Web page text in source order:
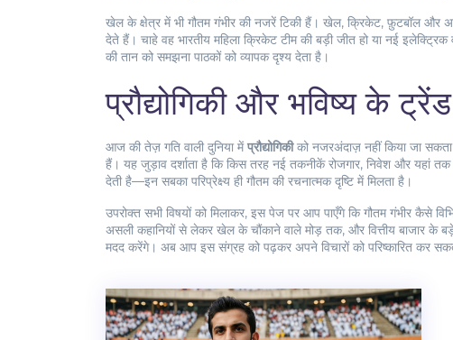
खेल के क्षेत्र में भी गौतम गंभीर की नजरें टिकी हैं। खेल, क्रिकेट, फ़ुटबॉल और अन्य
देते हैं। चाहे वह भारतीय महिला क्रिकेट टीम की बड़ी जीत हो या नई
की तान को समझना पाठकों को व्यापक दृश्य देता है।
प्रौद्योगिकी और भविष्य के ट्रेंड
आज की तेज़ गति वाली दुनिया मेंप्रौद्योगिकीको नजरअंदाज़ नहीं किया जा
हैं। यह जुड़ाव दर्शाता है कि किस तरह नई तकनीकें रोजगार, निवेश और यहां तक
देती है—इन सबका परिप्रेक्ष्य ही गौतम की रचनात्मक दृष्टि में मिलता है।
उपरोक्त सभी विषयों को मिलाकर, इस पेज पर आप पाएँगे कि गौतम गंभीर कैसे
असली कहानियों से लेकर खेल के चौंकाने वाले मोड़ तक, और वित्तीय बाजार के
मदद करेंगे। अब आप इस संग्रह को पढ़कर अपने विचारों को परिष्कारित कर